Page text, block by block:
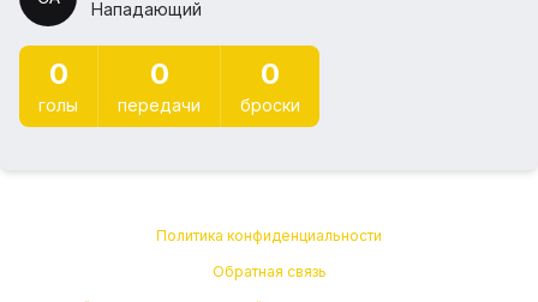
Нападающий
0
голы
0
передачи
0
броски
Политика конфиденциальности
Обратная связь